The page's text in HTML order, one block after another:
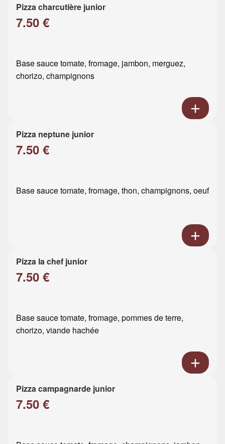
Pizza charcutière junior
7.50 €
Base sauce tomate, fromage, jambon, merguez,
chorizo, champignons
Pizza neptune junior
7.50 €
Base sauce tomate, fromage, thon, champignons, oeuf
Pizza la chef junior
7.50 €
Base sauce tomate, fromage, pommes de terre,
chorizo, viande hachée
Pizza campagnarde junior
7.50 €